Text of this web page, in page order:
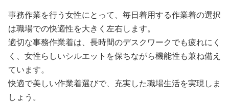
事務作業を行う女性にとって、毎日着用する作業着の選択
は職場での快適性を大きく左右します。
適切な事務作業着は、長時間のデスクワークでも疲れにく
く、女性らしいシルエットを保ちながら機能性も兼ね備え
ています。
快適で美しい作業着選びで、充実した職場生活を実現しま
しょう。